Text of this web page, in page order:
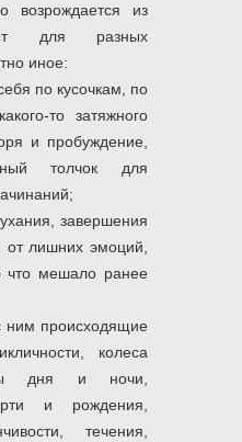
возрождается из
для разных
иное:
по кусочкам, по
то затяжного
и пробуждение,
толчок для
завершения
от лишних эмоций,
что мешало ранее
происходящие
колеса
дня и ночи,
и рождения,
течения,